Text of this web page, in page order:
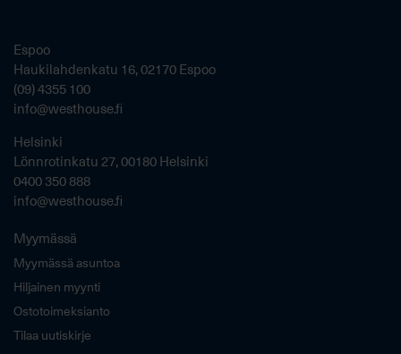
Espoo
Haukilahdenkatu 16, 02170 Espoo
(09) 4355 100
info@westhouse.fi
Helsinki
Lönnrotinkatu 27, 00180 Helsinki
0400 350 888
info@westhouse.fi
Myymässä
Myymässä asuntoa
Hiljainen myynti
Ostotoimeksianto
Tilaa uutiskirje